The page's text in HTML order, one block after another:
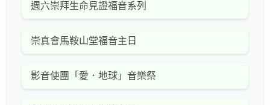
週六崇拜生命見證福音系列
崇真會馬鞍山堂福音主日
影音使團「愛．地球」音樂祭